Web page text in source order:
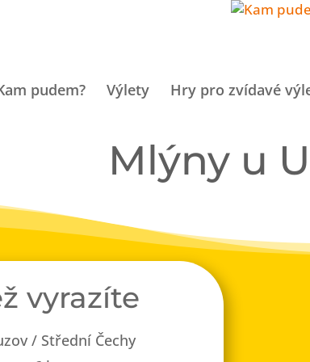
pudem? Výlety Hry pro zvídavé
Mlýny u
vyrazíte
/ Střední Čechy